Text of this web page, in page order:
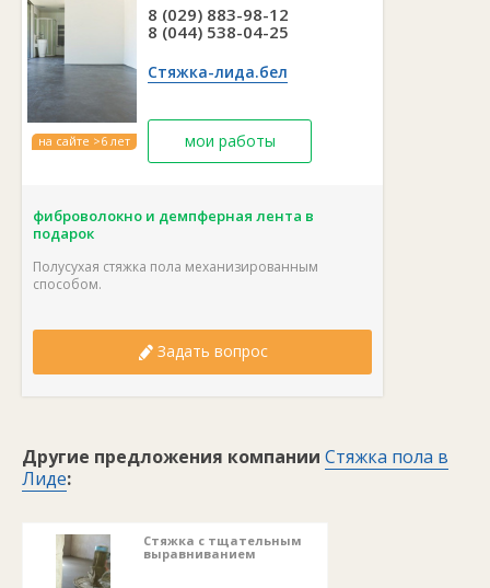
на сайте >6 лет
8 (029) 883-98-12
8 (044) 538-04-25
Стяжка-лида.бел
мои работы
фиброволокно и демпферная лента в
подарок
Полусухая стяжка пола механизированным
способом.
Задать вопрос
Другие предложения компании Стяжка пола в
Лиде:
Стяжка с тщательным
выравниванием